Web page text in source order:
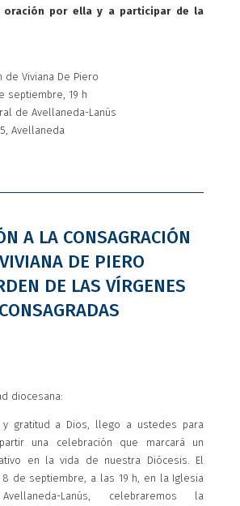
oración por ella y a participar de la
de Viviana De Piero
19 h
de Avellaneda-Lanús
Avellaneda
A LA CONSAGRACIÓN
DE PIERO
DE LAS VÍRGENES
CONSAGRADAS
diocesana:
y gratitud a Dios, llego a ustedes para
una celebración que marcará un
en la vida de nuestra Diócesis. El
de septiembre, a las 19 h, en la Iglesia
Lanús, celebraremos la